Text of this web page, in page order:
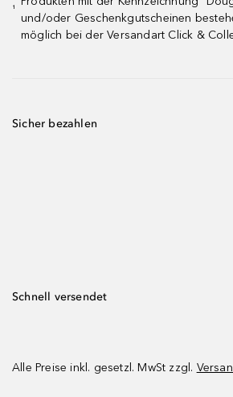
¹
und/oder Geschenkgutscheinen
möglich bei der Versandart Click &
Sicher bezahlen
Schnell versendet
Alle Preise inkl. gesetzl. MwSt zzgl.